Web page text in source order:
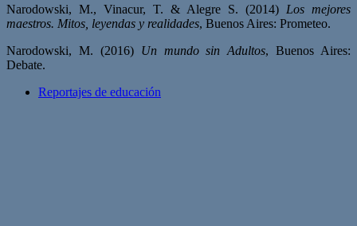
Narodowski, M., Vinacur, T. & Alegre S. (2014) Los mejores
maestros. Mitos, leyendas y realidades, Buenos Aires: Prometeo.
Narodowski, M. (2016)Un mundo sin Adultos, Buenos Aires:
Debate.
Reportajes de educación